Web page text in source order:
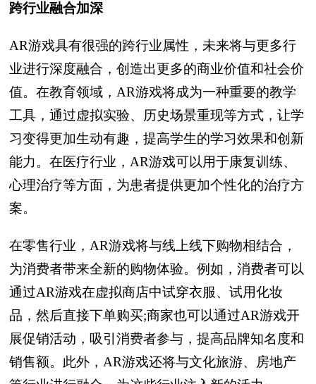
跨行业融合加深
AR游戏具有很强的跨行业属性，未来将与更多行
业进行深度融合，创造出更多的商业价值和社会价
值。在教育领域，AR游戏将成为一种重要的教学
工具，通过虚拟实验、历史场景重现等方式，让学
习变得更加生动有趣，提高学生的学习效果和创新
能力。在医疗行业，AR游戏可以用于康复训练、
心理治疗等方面，为患者提供更加个性化的治疗方
案。
在零售行业，AR游戏将与线上线下购物相结合，
为消费者带来全新的购物体验。例如，消费者可以
通过AR游戏在虚拟商店中试穿衣服、试用化妆
品，然后直接下单购买;商家也可以通过AR游戏开
展促销活动，吸引消费者参与，提高品牌知名度和
销售额。此外，AR游戏还将与文化旅游、房地产